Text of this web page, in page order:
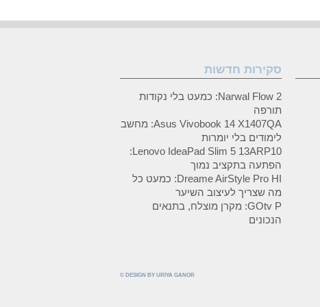
סקירות חדשות
Narwal Flow 2: כמעט בלי נקודות
תורפה
Asus Vivobook 14 X1407QA: מחשב
לימודים בלי יומרות
Lenovo IdeaPad Slim 5 13ARP10:
הפתעה בתקציב נמוך
Dreame AirStyle Pro HI: כמעט כל
מה שצריך לעיצוב השיער
GOtv P: מקרן מוצלח, בתנאים
הנכונים
© DESIGN BY URIYA GANOR